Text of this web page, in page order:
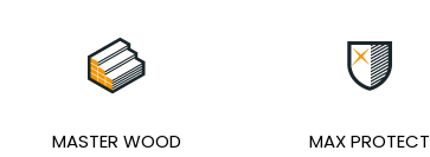
MASTER WOOD MAX PROTECT